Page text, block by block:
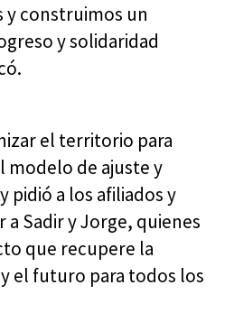
y construimos un
y solidaridad
el territorio para
de ajuste y
pidió a los afiliados y
Sadir y Jorge, quienes
que recupere la
el futuro para todos los